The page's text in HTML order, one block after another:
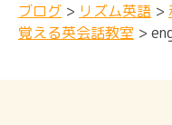
ブログ > リズム英語 >
覚える英会話教室 >